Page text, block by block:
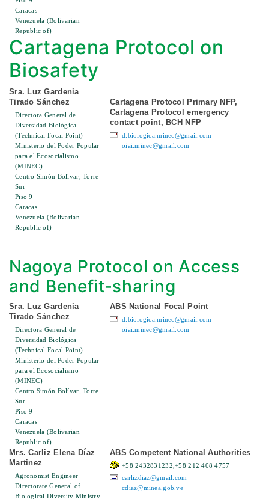
Caracas
Venezuela (Bolivarian
Republic of)
Cartagena Protocol on
Biosafety
Sra. Luz Gardenia
Tirado Sánchez
Directora General de
Diversidad Biológica
(Technical Focal Point)
Ministerio del Poder Popular
para el Ecosocialismo
(MINEC)
Centro Simón Bolívar, Torre
Sur
Piso 9
Caracas
Venezuela (Bolivarian
Republic of)
Cartagena Protocol Primary NFP,
Cartagena Protocol emergency
contact point, BCH NFP
d.biologica.minec@gmail.com
oiai.minec@gmail.com
Nagoya Protocol on Access
and Benefit-sharing
Sra. Luz Gardenia
Tirado Sánchez
Directora General de
Diversidad Biológica
(Technical Focal Point)
Ministerio del Poder Popular
para el Ecosocialismo
(MINEC)
Centro Simón Bolívar, Torre
Sur
Piso 9
Caracas
Venezuela (Bolivarian
Republic of)
ABS National Focal Point
d.biologica.minec@gmail.com
oiai.minec@gmail.com
Mrs. Carliz Elena Díaz
Martinez
Agronomist Engineer
Directorate General of
Biological Diversity Ministry
ABS Competent National Authorities
+58 2432831232,+58 212 408 4757
carlizdiaz@gmail.com
cdiaz@minea.gob.ve